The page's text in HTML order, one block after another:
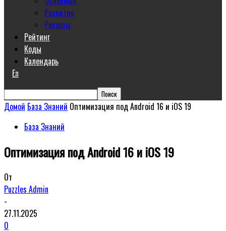
Развитие
Ресурсы
Рейтинг
Коды
Календарь
En
Домой База Знаний Оптимизация под Android 16 и iOS 19
База Знаний
Оптимизация под Android 16 и iOS 19
От
Puzzles Admin
-
27.11.2025
0